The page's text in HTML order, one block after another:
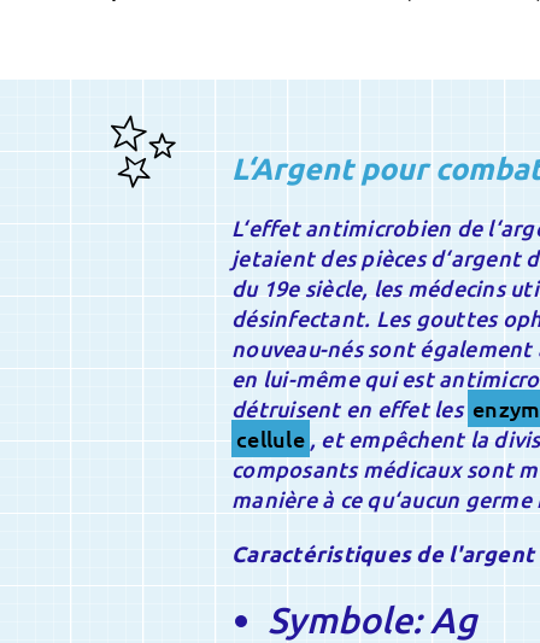
L‘Argent pour
L‘effet antimicrobien de
jetaient des pièces d‘argent
du 19e siècle, les médecins
désinfectant. Les gouttes
nouveau-nés sont
en lui-même qui est
détruisent en effet les
cellule, et empêchent la
composants médicaux sont
manière à ce qu‘aucun
Caractéristiques de l'argent
Symbole: Ag